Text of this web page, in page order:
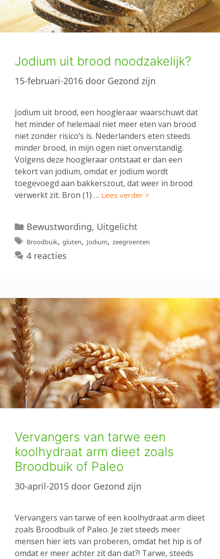
Jodium uit brood noodzakelijk?
15-februari-2016 door Gezond zijn
Jodium uit brood, een hoogleraar waarschuwt dat
het minder of helemaal niet meer eten van brood
niet zonder risico’s is. Nederlanders eten steeds
minder brood, in mijn ogen niet onverstandig.
Volgens deze hoogleraar ontstaat er dan een
tekort van jodium, omdat er jodium wordt
toegevoegd aan bakkerszout, dat weer in brood
verwerkt zit. Bron (1) … Lees verder >
Categorieën
Bewustwording, Uitgelicht
Tags
Broodbuik, gluten, Jodium, zeegroenten
4 reacties
Vervangers van tarwe een
koolhydraat arm dieet zoals
Broodbuik of Paleo
30-april-2015 door Gezond zijn
Vervangers van tarwe of een koolhydraat arm dieet
zoals Broodbuik of Paleo. Je ziet steeds meer
mensen hier iets van proberen, omdat het hip is of
omdat er meer achter zit dan dat?! Tarwe, steeds